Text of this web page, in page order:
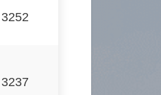
3252
3237